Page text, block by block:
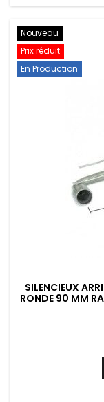
Nouveau
Prix réduit
En Production
SILENCIEUX
RONDE 90 MM